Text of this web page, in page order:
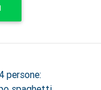
persone: